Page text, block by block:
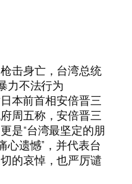
击身亡，台湾总统
力不法行为
本前首相安倍晋三
周五称，安倍晋三
是“台湾最坚定的朋
心遗憾”，并代表台
的哀悼，也严厉谴